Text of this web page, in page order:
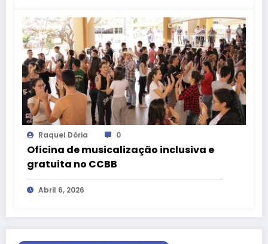
Raquel Dória 0
Oficina de musicalização inclusiva e
gratuita no CCBB
Abril 6, 2026